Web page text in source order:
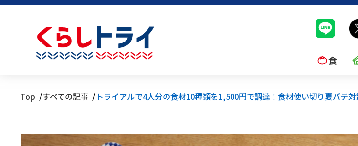
食
Top すべての記事 トライアルで4人分の食材10種類を1,500円で調達！食材使い切り夏バテ